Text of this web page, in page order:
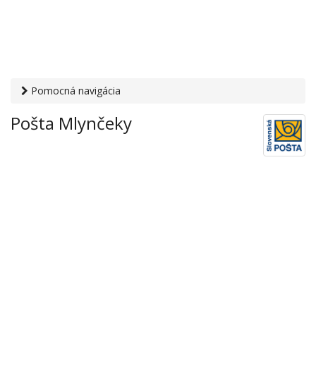
Pomocná navigácia
služby› Pošty› Pošta Mlynčeky
Pošta Mlynčeky